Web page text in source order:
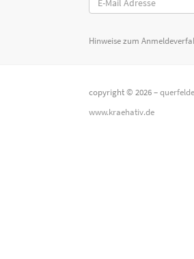
Hinweise zum
copyright © 2026 –
www.kraehativ.de